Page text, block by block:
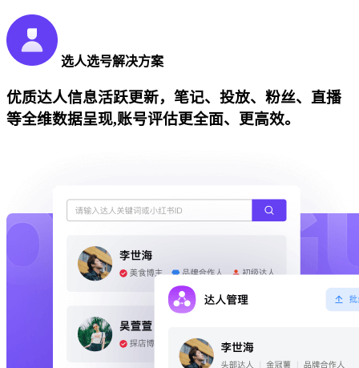
选人选号解决方案
优质达人信息活跃更新，笔记、投放、粉丝、直播
等全维数据呈现,账号评估更全面、更高效。